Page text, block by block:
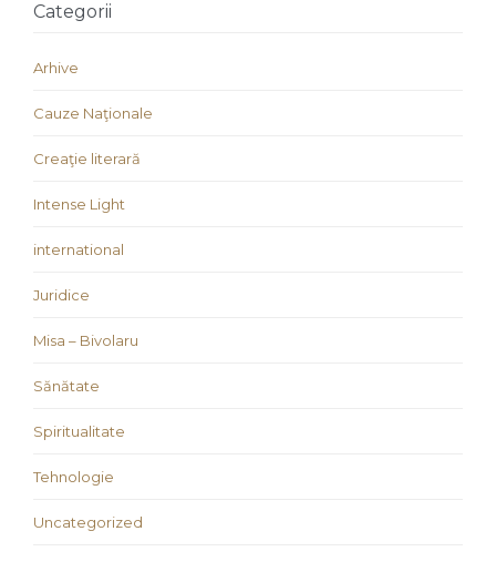
Categorii
Arhive
Cauze Naţionale
Creaţie literară
Intense Light
international
Juridice
Misa – Bivolaru
Sănătate
Spiritualitate
Tehnologie
Uncategorized